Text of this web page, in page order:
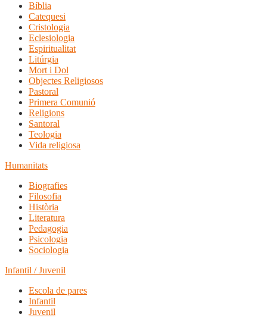
Bíblia
Catequesi
Cristologia
Eclesiologia
Espiritualitat
Litúrgia
Mort i Dol
Objectes Religiosos
Pastoral
Primera Comunió
Religions
Santoral
Teologia
Vida religiosa
Humanitats
Biografies
Filosofia
Història
Literatura
Pedagogia
Psicologia
Sociologia
Infantil / Juvenil
Escola de pares
Infantil
Juvenil